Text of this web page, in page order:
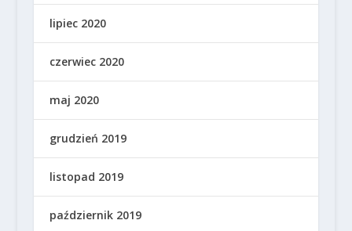
lipiec 2020
czerwiec 2020
maj 2020
grudzień 2019
listopad 2019
październik 2019